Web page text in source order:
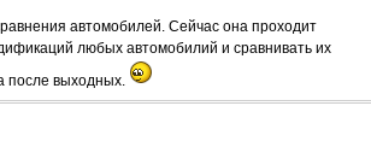
автомобилей. Сейчас она проходит
любых автомобилий и сравнивать их
после выходных.